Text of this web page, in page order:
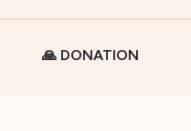
🙏 DONATION